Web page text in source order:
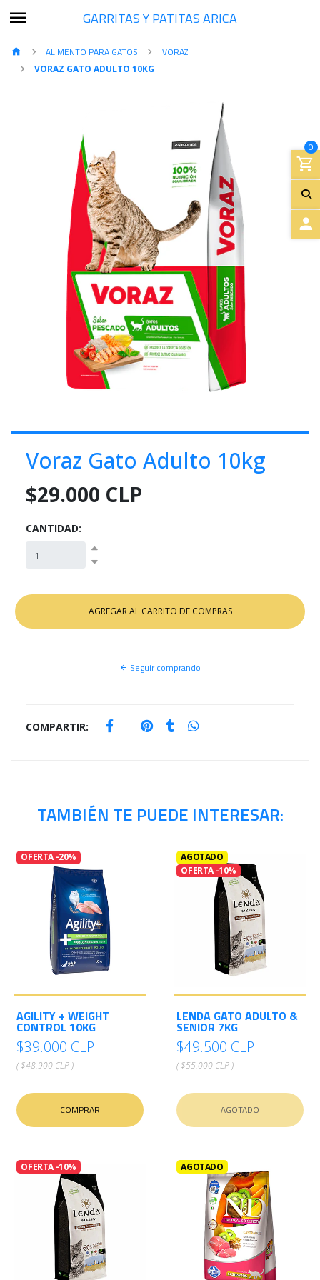
GARRITAS Y PATITAS ARICA
0
ALIMENTO PARA GATOS VORAZ
VORAZ GATO ADULTO 10KG
Voraz Gato Adulto 10kg
$29.000 CLP
CANTIDAD:
Seguir comprando
COMPARTIR:
TAMBIÉN TE PUEDE INTERESAR:
OFERTA -20%
AGILITY + WEIGHT
CONTROL 10KG
$39.000 CLP
( $48.900 CLP )
COMPRAR
AGOTADO
OFERTA -10%
LENDA GATO ADULTO &
SENIOR 7KG
$49.500 CLP
( $55.000 CLP )
AGOTADO
OFERTA -10% AGOTADO